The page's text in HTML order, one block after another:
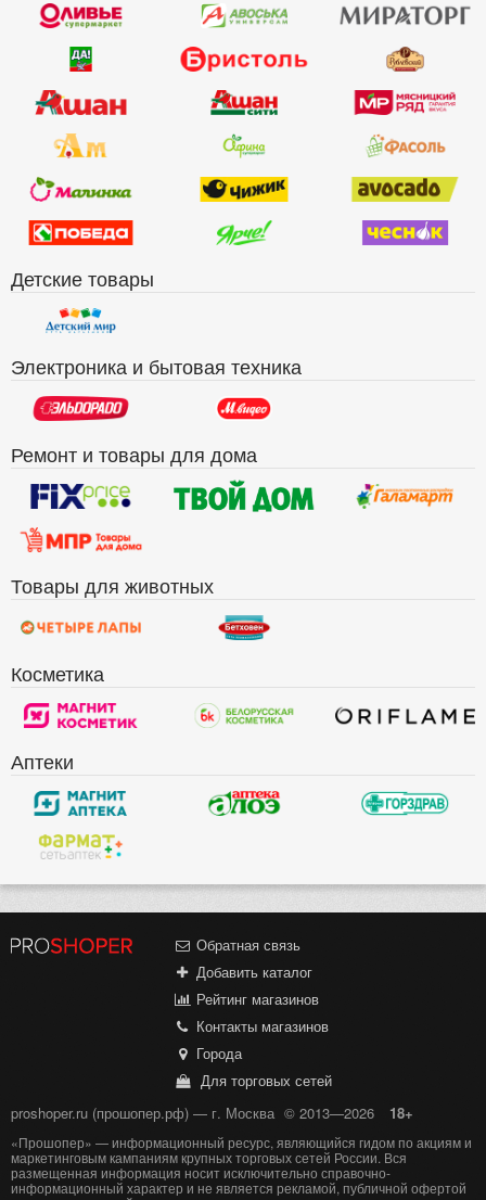
Детские товары
Электроника и бытовая техника
Ремонт и товары для дома
Товары для животных
Косметика
Аптеки
Обратная связь
Добавить каталог
Рейтинг магазинов
Контакты магазинов
Города
Для торговых сетей
proshoper.ru (прошопер.рф) — г. Москва © 2013—2026 18+
«Прошопер» — информационный ресурс, являющийся гидом по акциям и
маркетинговым кампаниям крупных торговых сетей России. Вся
размещенная информация носит исключительно справочно-
информационный характер и не является рекламой, публичной офертой